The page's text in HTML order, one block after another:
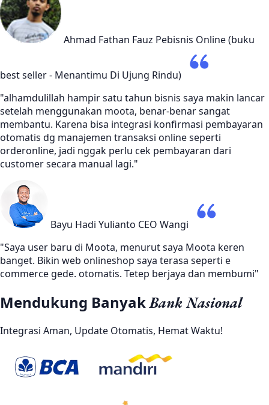
Ahmad Fathan Fauz Pebisnis Online (buku
best seller - Menantimu Di Ujung Rindu)
"alhamdulillah hampir satu tahun bisnis saya makin lancar
setelah menggunakan moota, benar-benar sangat
membantu. Karena bisa integrasi konfirmasi pembayaran
otomatis dg manajemen transaksi online seperti
orderonline, jadi nggak perlu cek pembayaran dari
customer secara manual lagi."
Bayu Hadi Yulianto CEO Wangi
"Saya user baru di Moota, menurut saya Moota keren
banget. Bikin web onlineshop saya terasa seperti e
commerce gede. otomatis. Tetep berjaya dan membumi"
Mendukung BanyakBank Nasional
Integrasi Aman, Update Otomatis, Hemat Waktu!